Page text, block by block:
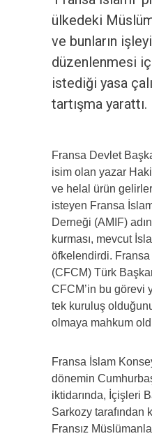
ülkedeki
ve bunların
düzenlenmesi
istediği yasa
tartışma yarattı.
Fransa Devlet
isim olan yazar
ve helal ürün
isteyen Fransa
Derneği (AMIF)
kurması, mevcut
öfkelendirdi. Fransa
(CFCM) Türk
CFCM’in bu görevi
tek kuruluş
olmaya mahkum
Fransa İslam
dönemin
iktidarında, İçişleri
Sarkozy tarafından
Fransız